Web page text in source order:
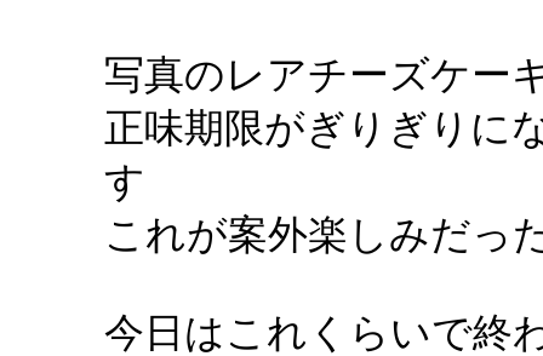
写真のレアチーズケー
正味期限がぎりぎりに
す
これが案外楽しみだっ
今日はこれくらいで終